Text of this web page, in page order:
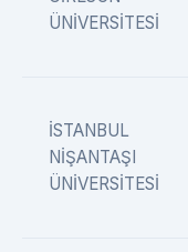
ÜNİVERSİTESİ
İSTANBUL
NİŞANTAŞI
ÜNİVERSİTESİ